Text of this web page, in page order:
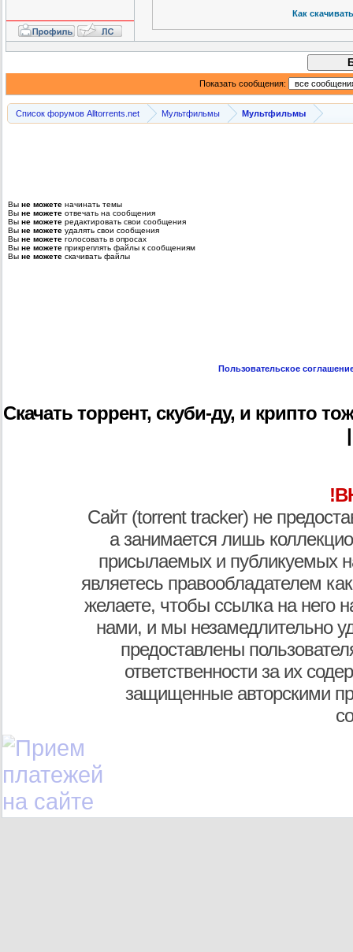
Как
Показать сообщения:
Список форумов Alltorrents.net Мультфильмы Мультфильмы
Вы не можете начинать темы
Вы не можете отвечать на сообщения
Вы не можете редактировать свои сообщения
Вы не можете удалять свои сообщения
Вы не можете голосовать в опросах
Вы не можете прикреплять файлы к сообщениям
Вы не можете скачивать файлы
Пользовательское
Скачать торрент, скуби-ду, и крипто
Сайт (torrent tracker) не
а занимается лишь
присылаемых и публикуемых
являетесь правообладателем
желаете, чтобы ссылка на него
нами, и мы незамедлительно
предоставлены
ответственности за их
защищенные авторскими